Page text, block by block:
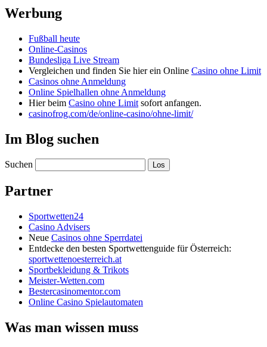
Werbung
Fußball heute
Online-Casinos
Bundesliga Live Stream
Vergleichen und finden Sie hier ein Online Casino ohne Limit
Casinos ohne Anmeldung
Online Spielhallen ohne Anmeldung
Hier beim Casino ohne Limit sofort anfangen.
casinofrog.com/de/online-casino/ohne-limit/
Im Blog suchen
Suchen
Partner
Sportwetten24
Casino Advisers
Neue Casinos ohne Sperrdatei
Entdecke den besten Sportwettenguide für Österreich:
sportwettenoesterreich.at
Sportbekleidung & Trikots
Meister-Wetten.com
Bestercasinomentor.com
Online Casino Spielautomaten
Was man wissen muss